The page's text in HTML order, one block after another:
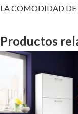
LA COMODIDAD
Productos